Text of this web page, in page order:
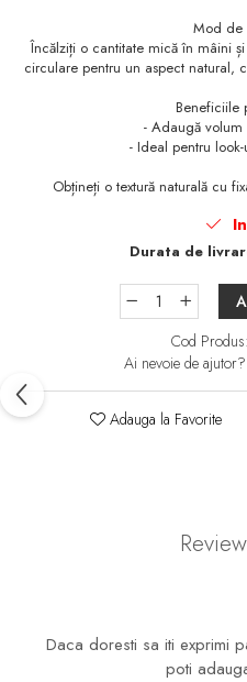
Mod de
Încălziți o cantitate mică în mâini
circulare pentru un aspect natural,
Beneficiile
- Adaugă
- Ideal pentru
Obțineți o textură naturală cu
Durata de
Cod Produs:
Ai nevoie de ajutor?
Adauga la Favorite
Daca doresti sa iti exprimi
poti